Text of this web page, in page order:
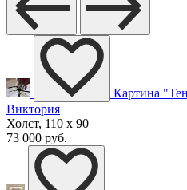
Картина
Виктория
Холст, 110 x 90
73 000 руб.